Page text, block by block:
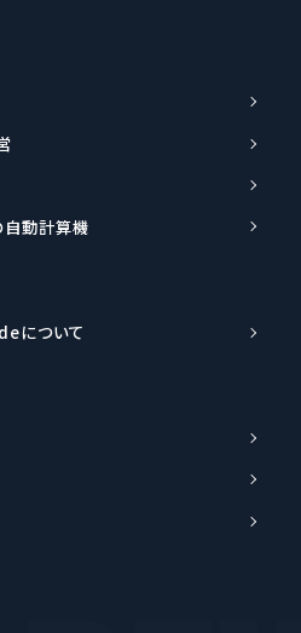
自動計算機
について